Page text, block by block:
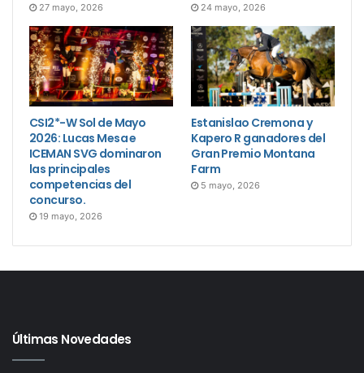
27 mayo, 2026 24 mayo, 2026
CSI2*-W Sol de Mayo
2026: Lucas Mesa e
ICEMAN SVG dominaron
las principales
competencias del
concurso.
19 mayo, 2026
Estanislao Cremona y
Kapero R ganadores del
Gran Premio Montana
Farm
5 mayo, 2026
Últimas Novedades